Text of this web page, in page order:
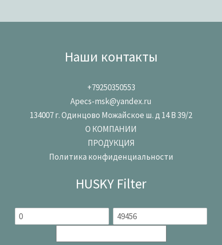
Наши контакты
+79250350553
Apecs-msk@yandex.ru
134007 г. Одинцово Можайское ш. д 14 В 39/2
О КОМПАНИИ
ПРОДУКЦИЯ
Политика конфиденциальности
HUSKY Filter